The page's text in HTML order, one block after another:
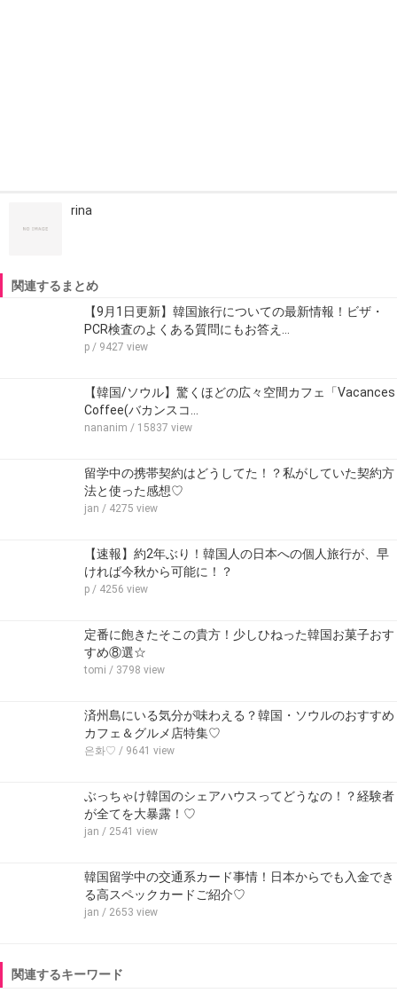
rina
関連するまとめ
【9月1日更新】韓国旅行についての最新情報！ビザ・
PCR検査のよくある質問にもお答え…
p / 9427 view
【韓国/ソウル】驚くほどの広々空間カフェ「Vacances
Coffee(バカンスコ…
nananim / 15837 view
留学中の携帯契約はどうしてた！？私がしていた契約方
法と使った感想♡
jan / 4275 view
【速報】約2年ぶり！韓国人の日本への個人旅行が、早
ければ今秋から可能に！？
p / 4256 view
定番に飽きたそこの貴方！少しひねった韓国お菓子おす
すめ⑧選☆
tomi / 3798 view
済州島にいる気分が味わえる？韓国・ソウルのおすすめ
カフェ＆グルメ店特集♡
은화♡ / 9641 view
ぶっちゃけ韓国のシェアハウスってどうなの！？経験者
が全てを大暴露！♡
jan / 2541 view
韓国留学中の交通系カード事情！日本からでも入金でき
る高スペックカードご紹介♡
jan / 2653 view
関連するキーワード